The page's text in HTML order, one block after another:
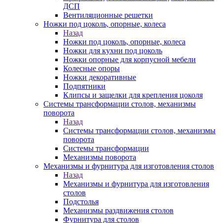
ДСП
Вентиляционные решетки
Ножки под цоколь, опорные, колеса
Назад
Ножки под цоколь, опорные, колеса
Ножки для кухни под цоколь
Ножки опорные для корпусной мебели
Колесные опоры
Ножки декоративные
Подпятники
Клипсы и защелки для крепления цоколя
Системы трансформации столов, механизмы
поворота
Назад
Системы трансформации столов, механизмы
поворота
Системы трансформации
Механизмы поворота
Механизмы и фурнитура для изготовления столов
Назад
Механизмы и фурнитура для изготовления
столов
Подстолья
Механизмы раздвижения столов
Фурнитура для столов